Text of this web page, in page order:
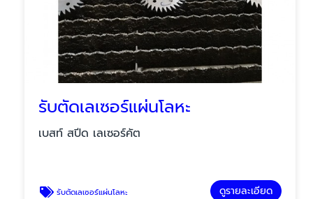
รับตัดเลเซอร์แผ่นโลหะ
เบสท์ สปีด เลเซอร์คัต
รับตัดเลเซอร์แผ่นโลหะ ดูรายละเอียด